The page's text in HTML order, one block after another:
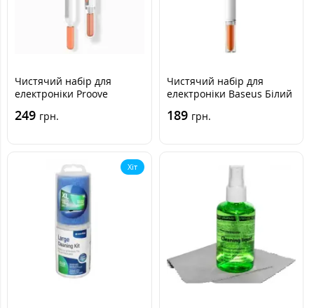
Чистячий набір для
електроніки Proove
Білий
249 грн.
Чистячий набір для
електроніки Baseus Білий
189 грн.
Хіт